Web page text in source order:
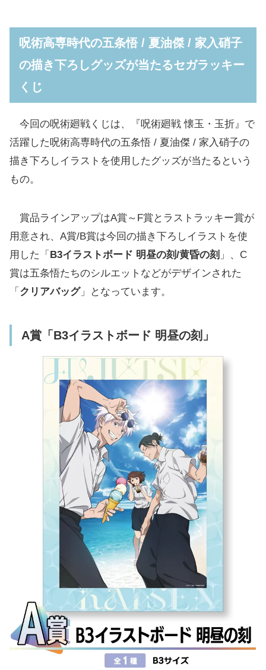
描き下ろしグッズが当たるセガラッキーくじ
A賞「B3イラストボード 明昼の刻」
B賞「B3イラストボード 黄昏の刻」
ファイルセット」もあり
ラストラッキー賞は「アクリル色紙2枚セッ
ト」、ダブルラッキー賞もあり
一度に3回購入で「ステッカー」プレゼント
「セガ ラッキーくじ 呪術廻戦 明昼の刻・黄
昏の刻」ラインアップ一覧
呪術高専時代の五条悟 / 夏油傑 / 家入硝子
の描き下ろしグッズが当たるセガラッキー
くじ
今回の呪術廻戦くじは、『呪術廻戦 懐玉・玉折』で
活躍した呪術高専時代の五条悟 / 夏油傑 / 家入硝子の
描き下ろしイラストを使用したグッズが当たるという
もの。
賞品ラインアップはA賞～F賞とラストラッキー賞が
用意され、A賞/B賞は今回の描き下ろしイラストを使
用した「 B3イラストボード 明昼の刻/黄昏の刻 」、C
賞は五条悟たちのシルエットなどがデザインされた
「 クリアバッグ」となっています。
A賞「B3イラストボード 明昼の刻」